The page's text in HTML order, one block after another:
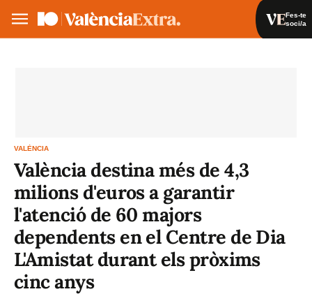
Fes-te
soci/a
VALÈNCIA
València destina més de 4,3
milions d'euros a garantir
l'atenció de 60 majors
dependents en el Centre de Dia
L'Amistat durant els pròxims
cinc anys